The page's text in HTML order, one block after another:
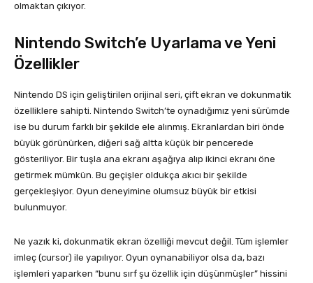
olmaktan çıkıyor.
Nintendo Switch’e Uyarlama ve Yeni
Özellikler
Nintendo DS için geliştirilen orijinal seri, çift ekran ve dokunmatik
özelliklere sahipti. Nintendo Switch’te oynadığımız yeni sürümde
ise bu durum farklı bir şekilde ele alınmış. Ekranlardan biri önde
büyük görünürken, diğeri sağ altta küçük bir pencerede
gösteriliyor. Bir tuşla ana ekranı aşağıya alıp ikinci ekranı öne
getirmek mümkün. Bu geçişler oldukça akıcı bir şekilde
gerçekleşiyor. Oyun deneyimine olumsuz büyük bir etkisi
bulunmuyor.
Ne yazık ki, dokunmatik ekran özelliği mevcut değil. Tüm işlemler
imleç (cursor) ile yapılıyor. Oyun oynanabiliyor olsa da, bazı
işlemleri yaparken “bunu sırf şu özellik için düşünmüşler” hissini